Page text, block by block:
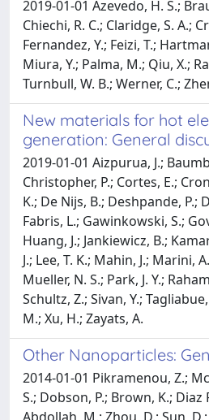
2019-01-01 Azevedo, H. S.;
Chiechi, R. C.; Claridge, S. A.;
Fernandez, Y.; Feizi, T.;
Miura, Y.; Palma, M.; Qiu, X.;
Turnbull, W. B.; Werner, C.;
New materials for hot
generation: General
2019-01-01 Aizpurua, J.;
Christopher, P.; Cortes, E.;
K.; De Nijs, B.; Deshpande, P.;
Fabris, L.; Gawinkowski, S.;
Huang, J.; Jankiewicz, B.;
J.; Lee, T. K.; Mahin, J.; Marini,
Mueller, N. S.; Park, J. Y.;
Schultz, Z.; Sivan, Y.;
M.; Xu, H.; Zayats, A.
Other Nanoparticles:
2014-01-01 Pikramenou, Z.;
S.; Dobson, P.; Brown, K.; Diaz
Abdollah, M.; Zhou, D.; Sun,